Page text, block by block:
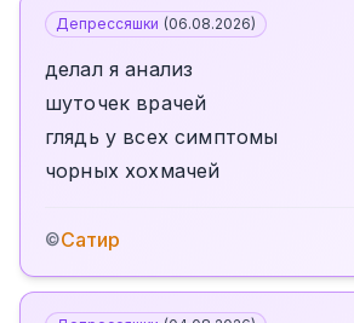
Депрессяшки (06.08.2026)
делал я анализ
шуточек врачей
глядь у всех симптомы
чорных хохмачей
©Сатир